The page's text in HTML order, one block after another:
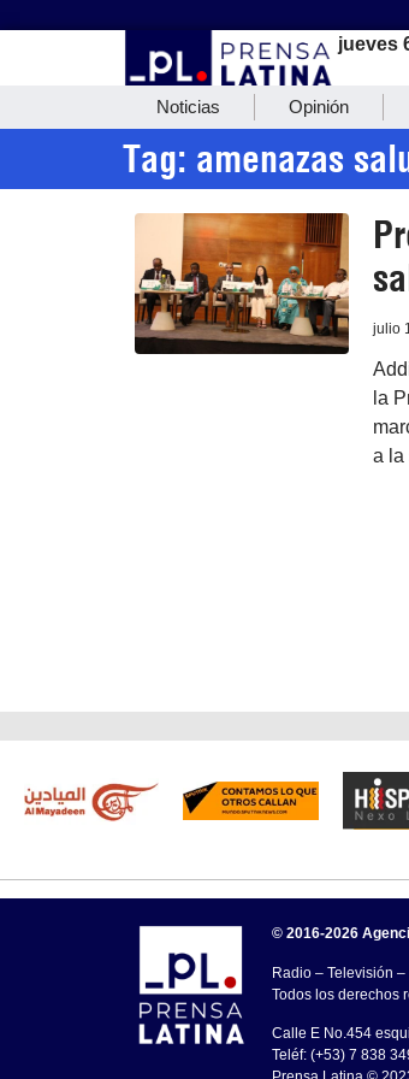
jueves
Noticias Opinión
Tag: amenazas
julio
la
a la
© 2016-2026
Radio – Televisión
Todos los derechos
Calle E No.454
Teléf: (+53) 7 838